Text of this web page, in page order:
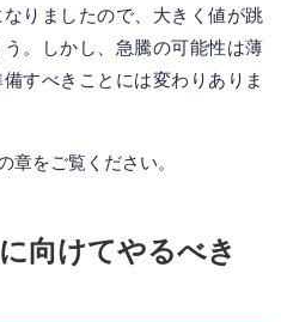
りましたので、大きく値が跳
。しかし、急騰の可能性は薄
すべきことには変わりありま
章をご覧ください。
向けてやるべき